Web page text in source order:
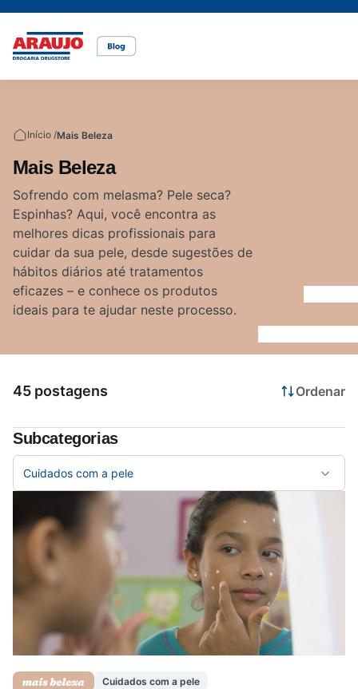
Cuidados com o pet
Rações
Cuidados com a pele
Cuidados com o cabelo
Dermocosméticos
Alimentação
Dicas de cuidados
Fraldas
Alimentação saudável
Bem-estar
Canetas para obesidade
Medicamentos
Saúde da mulher
Saúde do homem
Acesse o site da Araujo
Início /Mais Beleza
Mais Beleza
Sofrendo com melasma? Pele seca?
Espinhas? Aqui, você encontra as
melhores dicas profissionais para
cuidar da sua pele, desde sugestões de
hábitos diários até tratamentos
eficazes – e conhece os produtos
ideais para te ajudar neste processo.
45 postagens Ordenar
Subcategorias
Cuidados com a pele
Cuidados com a pele